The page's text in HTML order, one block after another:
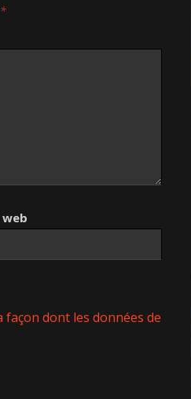
*
façon dont les données de